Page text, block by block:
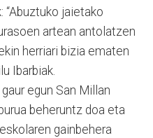
“Abuztuko jaietako
artean antolatzen
herriari bizia ematen
Ibarbiak.
egun San Millan
beheruntz doa eta
gainbehera